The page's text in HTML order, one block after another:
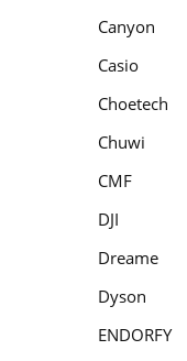
Canyon
Casio
Choetech
Chuwi
CMF
DJI
Dreame
Dyson
ENDORFY